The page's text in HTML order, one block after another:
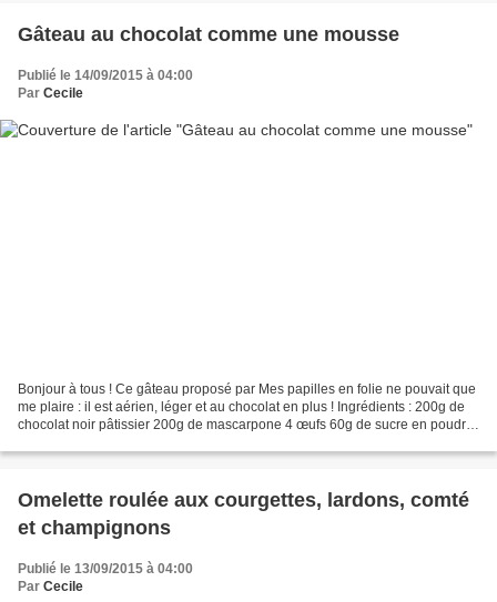
Gâteau au chocolat comme une mousse
Publié le 14/09/2015 à 04:00
Par Cecile
Bonjour à tous ! Ce gâteau proposé par Mes papilles en folie ne pouvait que
me plaire : il est aérien, léger et au chocolat en plus ! Ingrédients : 200g de
chocolat noir pâtissier 200g de mascarpone 4 œufs 60g de sucre en poudre
Omelette roulée aux courgettes, lardons, comté
et champignons
Publié le 13/09/2015 à 04:00
Par Cecile